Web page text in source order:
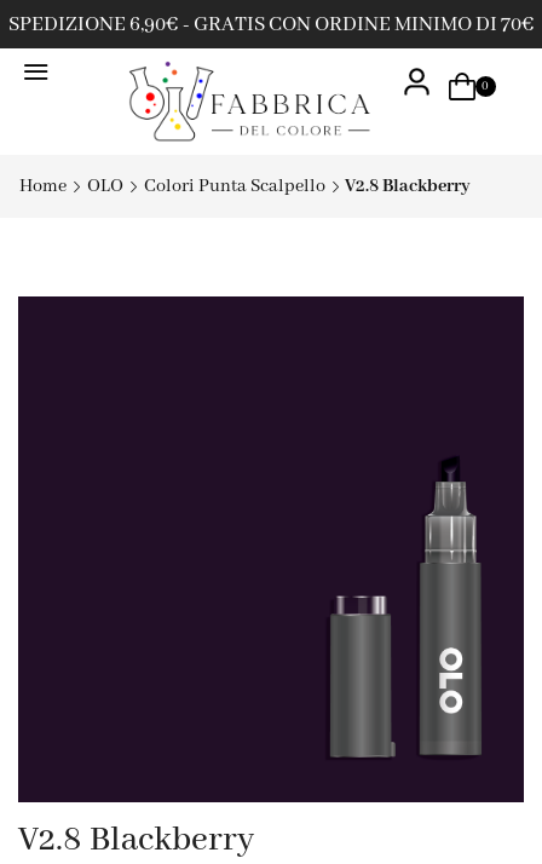
SPEDIZIONE 6,90€ - GRATIS CON ORDINE MINIMO DI 70€
0
Home OLO Colori Punta Scalpello V2.8 Blackberry
V2.8 Blackberry